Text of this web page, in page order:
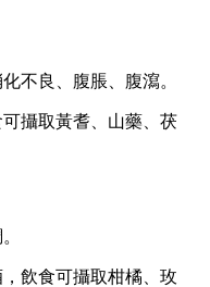
不良、腹脹、腹瀉。
攝取黃耆、山藥、茯
飲食可攝取柑橘、玫